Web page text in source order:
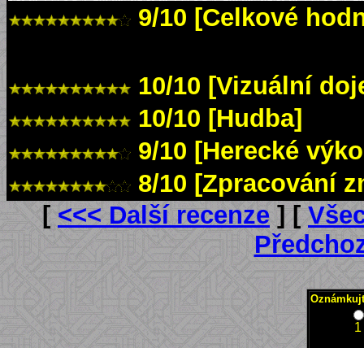
9/10 [Celkové
10/10 [Vizuální
10/10 [Hudba]
9/10 [Herecké
8/10 [Zpracování
[ <<< Další recenze ] [
1